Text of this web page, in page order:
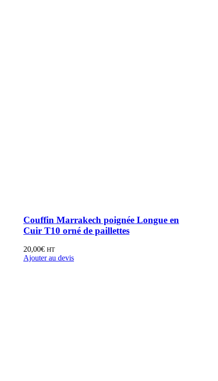
Couffin Marrakech poignée Longue en
Cuir T10 orné de paillettes
20,00€ HT
Ajouter au devis